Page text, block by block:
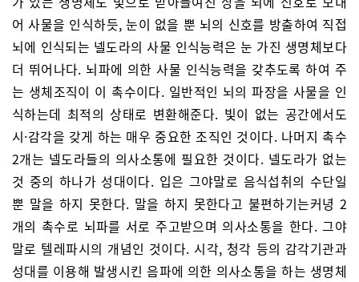
어 사물을 인식하듯, 눈이 없을 뿐 뇌의 신호를 방출하여 직접
뇌에 인식되는 넬도라의 사물 인식능력은 눈 가진 생명체보다
더 뛰어나다. 뇌파에 의한 사물 인식능력을 갖추도록 하여 주
는 생체조직이 이 촉수이다. 일반적인 뇌의 파장을 사물을 인
식하는데 최적의 상태로 변환해준다. 빛이 없는 공간에서도
시·감각을 갖게 하는 매우 중요한 조직인 것이다. 나머지 촉수
2개는 넬도라들의 의사소통에 필요한 것이다. 넬도라가 없는
것 중의 하나가 성대이다. 입은 그야말로 음식섭취의 수단일
뿐 말을 하지 못한다. 말을 하지 못한다고 불편하기는커녕 2
개의 촉수로 뇌파를 서로 주고받으며 의사소통을 한다. 그야
말로 텔레파시의 개념인 것이다. 시각, 청각 등의 감각기관과
성대를 이용해 발생시킨 음파에 의한 의사소통을 하는 생명체